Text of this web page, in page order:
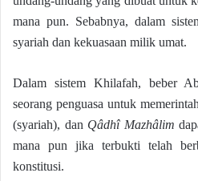
mana pun. Sebabnya, dalam
syariah dan kekuasaan milik umat.
Dalam sistem Khilafah, beber
seorang penguasa untuk
(syariah), dan Qâdhî Mazhâlim
mana pun jika terbukti telah
konstitusi.